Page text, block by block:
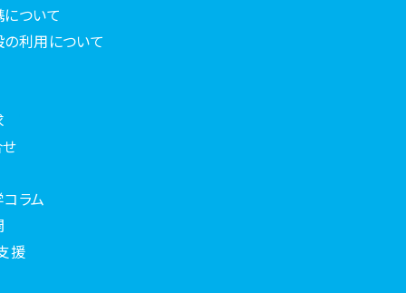
ついて
利用について
ラム
援